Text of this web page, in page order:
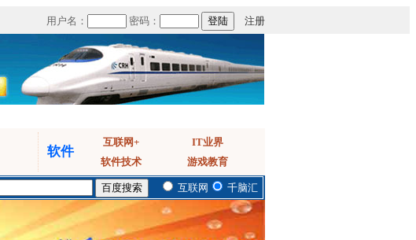
用户名： 密码： 注册
软件
互联网+
IT业界
软件技术
游戏教育
互联网 千脑汇